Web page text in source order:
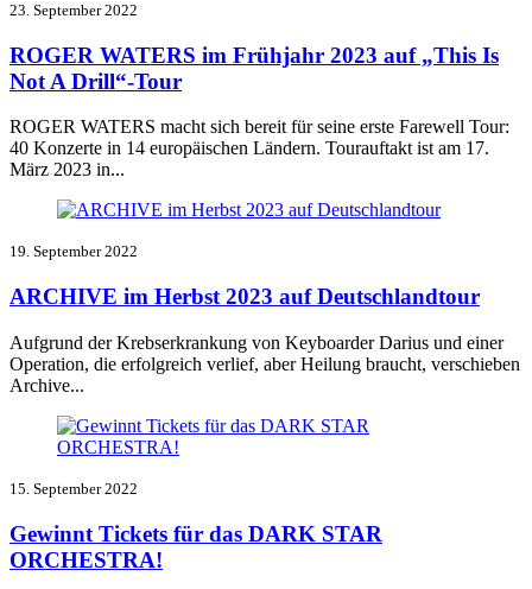
23. September 2022
ROGER WATERS im Frühjahr 2023 auf „This Is
Not A Drill“-Tour
ROGER WATERS macht sich bereit für seine erste Farewell Tour:
40 Konzerte in 14 europäischen Ländern. Tourauftakt ist am 17.
März 2023 in...
19. September 2022
ARCHIVE im Herbst 2023 auf Deutschlandtour
Aufgrund der Krebserkrankung von Keyboarder Darius und einer
Operation, die erfolgreich verlief, aber Heilung braucht, verschieben
Archive...
15. September 2022
Gewinnt Tickets für das DARK STAR
ORCHESTRA!